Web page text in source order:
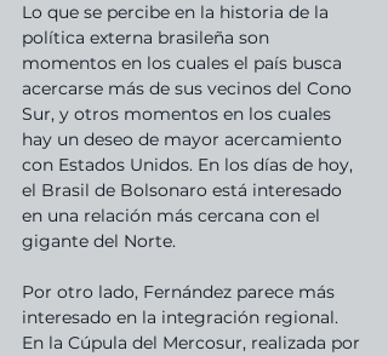
Lo que se percibe en la historia de la
política externa brasileña son
momentos en los cuales el país busca
acercarse más de sus vecinos del Cono
Sur, y otros momentos en los cuales
hay un deseo de mayor acercamiento
con Estados Unidos. En los días de hoy,
el Brasil de Bolsonaro está interesado
en una relación más cercana con el
gigante del Norte.
Por otro lado, Fernández parece más
interesado en la integración regional.
En la Cúpula del Mercosur, realizada por